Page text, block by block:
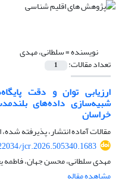
نویسنده =سلطانی، مهدی
تعداد مقالات: 1
خراسان
مقالات آماده انتشار، پذیرفته شده،
jcr.2026.505340.1683
مهدی سلطانی، محسن جهان، فاطمه
مشاهده مقاله